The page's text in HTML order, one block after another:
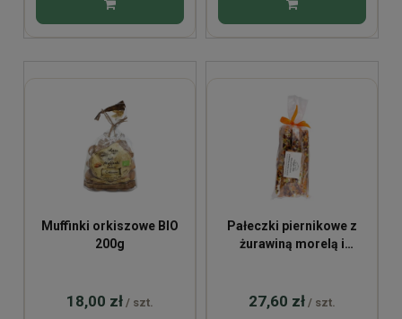
Muffinki orkiszowe BIO
200g
18,00 zł / szt.
Pałeczki piernikowe z
żurawiną morelą i
27,60 zł / szt.